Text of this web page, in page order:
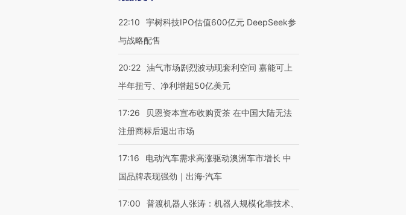
22:10
宇树科技IPO估值600亿元 DeepSeek参
与战略配售
20:22 油气市场剧烈波动现套利空间 嘉能可上
半年扭亏、净利增超50亿美元
17:26
贝恩资本宣布收购贡茶 在中国大陆无法
注册商标后退出市场
17:16
电动汽车需求高涨驱动澳洲车市增长 中
国品牌表现强劲｜出海·汽车
17:00
普渡机器人张涛：机器人规模化靠技术、